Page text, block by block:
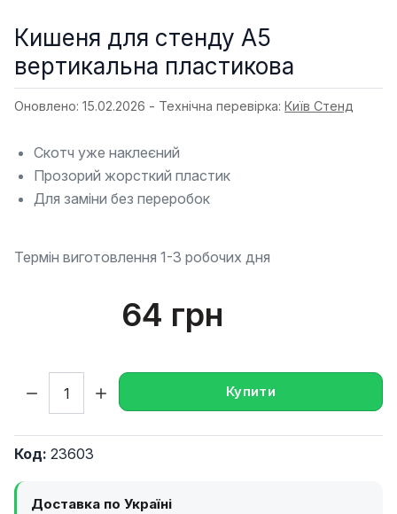
Кишеня для стенду А5
вертикальна пластикова
Оновлено: 15.02.2026 - Технічна перевірка: Київ Стенд
Скотч уже наклеєний
Прозорий жорсткий пластик
Для заміни без переробок
Термін виготовлення 1-3 робочих дня
64 грн
Купити
Код: 23603
Доставка по Україні